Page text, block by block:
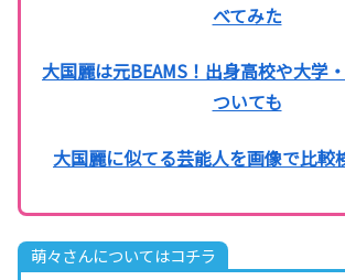
べてみた
大国麗は元BEAMS！出身高校や大学
ついても
大国麗に似てる芸能人を画像で比較
萌々さんについてはコチラ